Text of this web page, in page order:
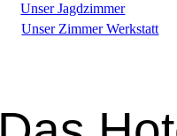
Unser Jagdzimmer
Unser Zimmer Werkstatt